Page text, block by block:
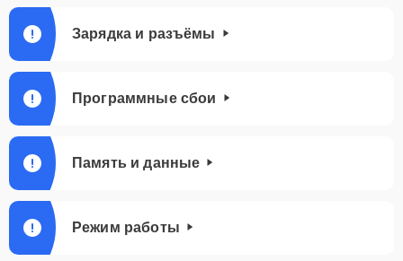
Зарядка и разъёмы
Программные сбои
Память и данные
Режим работы